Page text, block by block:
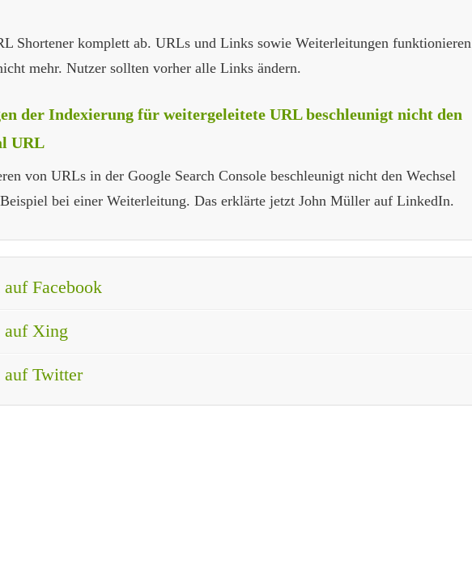
Shortener komplett ab. URLs und Links sowie Weiterleitungen funktionieren
mehr. Nutzer sollten vorher alle Links ändern.
der Indexierung für weitergeleitete URL beschleunigt nicht den
URL
von URLs in der Google Search Console beschleunigt nicht den Wechsel
bei einer Weiterleitung. Das erklärte jetzt John Müller auf LinkedIn.
Facebook
auf Xing
auf Twitter